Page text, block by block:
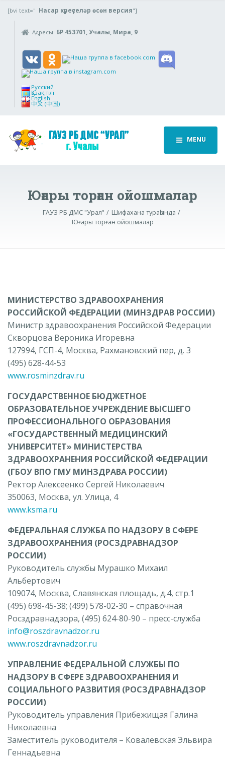
[bvi text=" Насар күреүселәр өсөн версия"]
Адресы: БР 453701, Учалы, Мира, 9
Русский
Қазақ тілі
English
中文 (中国)
MENU
Юғары торған ойошмалар
ГАУЗ РБ ДМС "Урал"
Шифахана тураһында
Юғары торған ойошмалар
МИНИСТЕРСТВО ЗДРАВООХРАНЕНИЯ
РОССИЙСКОЙ ФЕДЕРАЦИИ (МИНЗДРАВ РОССИИ)
Министр здравоохранения Российской Федерации
Скворцова Вероника Игоревна
127994, ГСП-4, Москва, Рахмановский пер, д. 3
(495) 628-44-53
www.rosminzdrav.ru
ГОСУДАРСТВЕННОЕ БЮДЖЕТНОЕ
ОБРАЗОВАТЕЛЬНОЕ УЧРЕЖДЕНИЕ ВЫСШЕГО
ПРОФЕССИОНАЛЬНОГО ОБРАЗОВАНИЯ
«ГОСУДАРСТВЕННЫЙ МЕДИЦИНСКИЙ
УНИВЕРСИТЕТ» МИНИСТЕРСТВА
ЗДРАВООХРАНЕНИЯ РОССИЙСКОЙ ФЕДЕРАЦИИ
(ГБОУ ВПО ГМУ МИНЗДРАВА РОССИИ)
Ректор Алексеенко Сергей Николаевич
350063, Москва, ул. Улица, 4
www.ksma.ru
ФЕДЕРАЛЬНАЯ СЛУЖБА ПО НАДЗОРУ В СФЕРЕ
ЗДРАВООХРАНЕНИЯ (РОСЗДРАВНАДЗОР
РОССИИ)
Руководитель службы Мурашко Михаил
Альбертович
109074, Москва, Славянская площадь, д.4, стр.1
(495) 698-45-38; (499) 578-02-30 – справочная
Росздравнадзора, (495) 624-80-90 – пресс-служба
info@roszdravnadzor.ru
www.roszdravnadzor.ru
УПРАВЛЕНИЕ ФЕДЕРАЛЬНОЙ СЛУЖБЫ ПО
НАДЗОРУ В СФЕРЕ ЗДРАВООХРАНЕНИЯ И
СОЦИАЛЬНОГО РАЗВИТИЯ (РОСЗДРАВНАДЗОР
РОССИИ)
Руководитель управления Прибежищая Галина
Николаевна
Заместитель руководителя – Ковалевская Эльвира
Геннадьевна